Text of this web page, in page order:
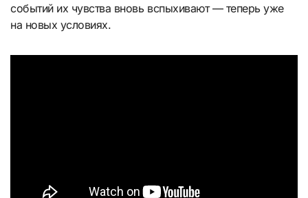
событий их чувства вновь вспыхивают — теперь уже
на новых условиях.